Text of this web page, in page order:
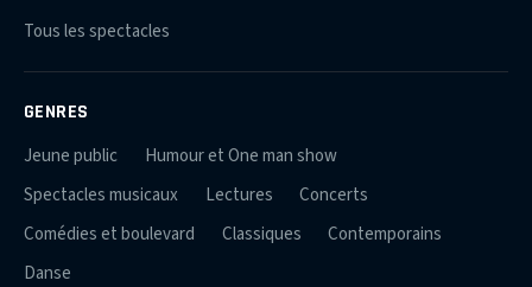
Tous les spectacles
GENRES
Jeune public
Humour et One man show
Spectacles musicaux
Lectures
Concerts
Comédies et boulevard
Classiques
Contemporains
Danse